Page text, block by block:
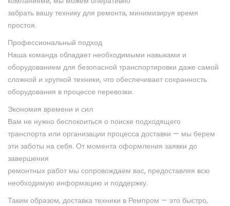
забрать вашу технику для ремонта, минимизируя время
простоя.
Профессиональный подход
Наша команда обладает необходимыми навыками и
оборудованием для безопасной транспортировки даже самой
сложной и хрупкой техники, что обеспечивает сохранность
оборудования в процессе перевозки.
Экономия времени и сил
Вам не нужно беспокоиться о поиске подходящего
транспорта или организации процесса доставки — мы берем
эти заботы на себя. От момента оформления заявки до
завершения
ремонтных работ мы сопровождаем вас, предоставляя всю
необходимую информацию и поддержку.
Таким образом, доставка техники в Ремпром — это быстро,